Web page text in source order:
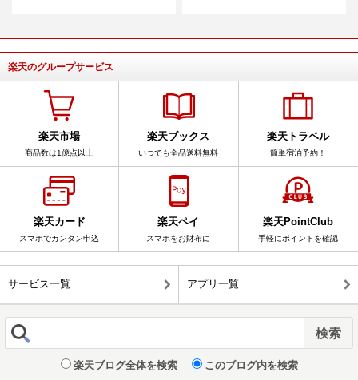
楽天のグループサービス
楽天市場
商品数は1億点以上
楽天ブックス
いつでも全品送料無料
楽天トラベル
簡単宿泊予約！
楽天カード
スマホでカンタン申込
楽天ペイ
スマホをお財布に
楽天PointClub
手軽にポイントを確認
サービス一覧 アプリ一覧
楽天ブログ全体を検索 このブログ内を検索